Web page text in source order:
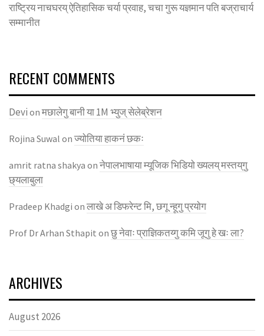
राष्ट्रिय नाचघरय् ऐतिहासिक चर्या प्रवाह, चचा गुरू यज्ञमान पति बज्राचार्य
सम्मानीत
RECENT COMMENTS
Devi on मछालेगु बानी या 1M भ्युज् सेलेब्रेशन
Rojina Suwal on ज्याेतिया हाकनं छकः
amrit ratna shakya on नेपालभाषाया म्यूजिक भिडियाे ख्यलय् मस्तय्‌गु
छ्यलाबुला
Pradeep Khadgi on लाखे अ डिफरेन्ट मि, छगू न्हूगु प्रयाेग
Prof Dr Arhan Sthapit on छु नेवाः प्राज्ञिकतय्गु कमि जूगु हे खः ला?
ARCHIVES
August 2026